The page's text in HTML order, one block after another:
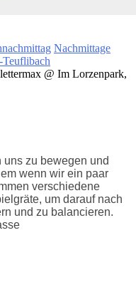
Nachmittage
@ Im Lorzenpark,
zu bewegen und
wenn wir ein paar
verschiedene
um darauf nach
und zu balancieren.